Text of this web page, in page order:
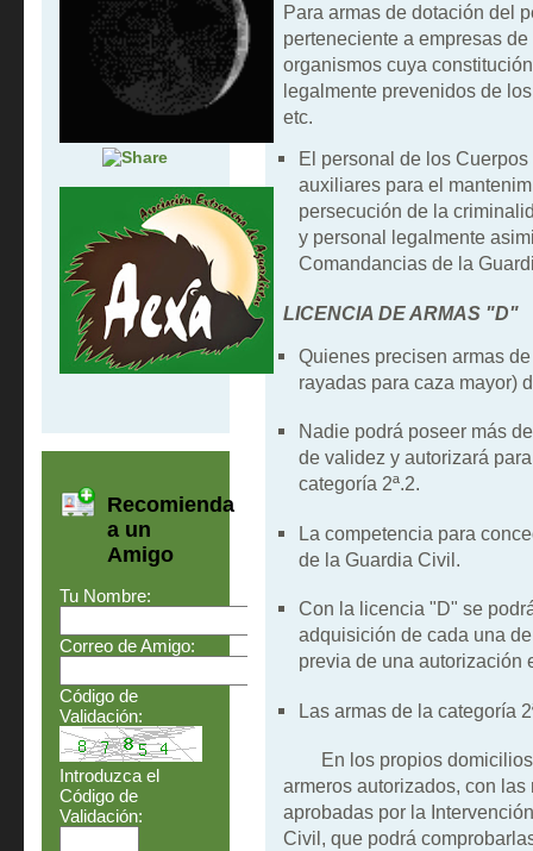
Recomienda
a un
Amigo
Tu Nombre:
Correo de Amigo:
Código de
Validación:
Introduzca el
Código de
Validación:
Para armas de dotación del
perteneciente a empresas
organismos cuya
legalmente prevenidos de
etc.
El personal de los
auxiliares para el
persecución de la
y personal legalmente
Comandancias de la
LICENCIA DE ARMAS "D"
Quienes precisen armas
rayadas para caza mayor)
Nadie podrá poseer más
de validez y autorizará
categoría 2ª.2.
La competencia para
de la Guardia Civil.
Con la licencia "D" se
adquisición de cada una
previa de una autorización
Las armas de la categoría
En los propios domicilios
armeros autorizados, con
aprobadas por la
Civil, que podrá